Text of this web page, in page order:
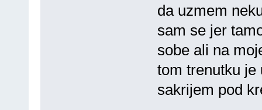
da uzmem
sam se jer
sobe ali na
tom trenutku je
sakrijem pod